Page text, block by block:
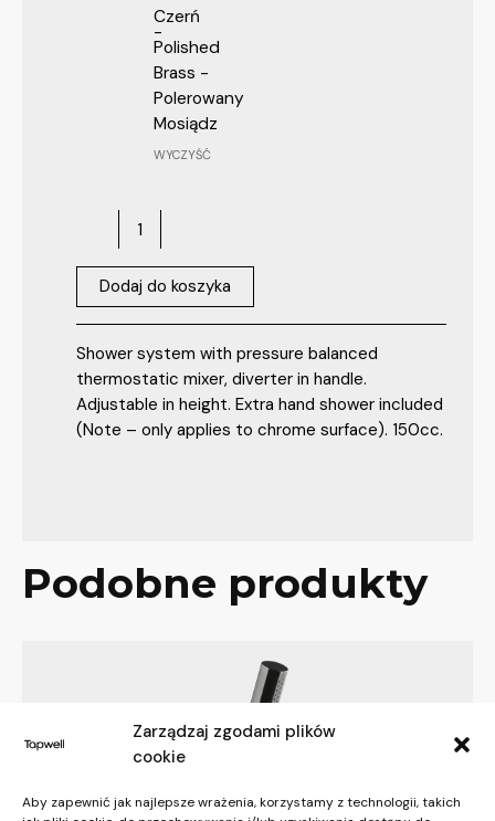
Zarządzaj zgodami plików
cookie
Aby zapewnić jak najlepsze wrażenia, korzystamy z technologii, takich
Czerń
Polished
Brass -
Polerowany
Mosiądz
WYCZYŚĆ
Dodaj do koszyka
Shower system with pressure balanced
thermostatic mixer, diverter in handle.
Adjustable in height. Extra hand shower included
(Note – only applies to chrome surface). 150cc.
Podobne produkty